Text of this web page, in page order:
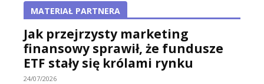
MATERIAŁ PARTNERA
Jak przejrzysty marketing
finansowy sprawił, że fundusze
ETF stały się królami rynku
24/07/2026